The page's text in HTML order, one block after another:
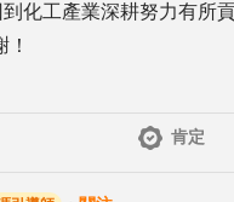
化工產業深耕努力有所
肯定